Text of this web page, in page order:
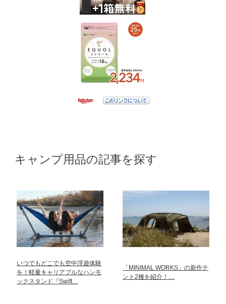
キャンプ用品の記事を探す
いつでもどこでも空中浮遊体験
を！軽量キャリアブルなハンモ
ックスタンド『Swift…
「MINIMAL WORKS」の新作テ
ント2種を紹介！…